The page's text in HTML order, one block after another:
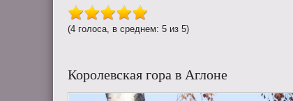
(4 голоса, в среднем: 5 из 5)
Королевская гора в Аглоне